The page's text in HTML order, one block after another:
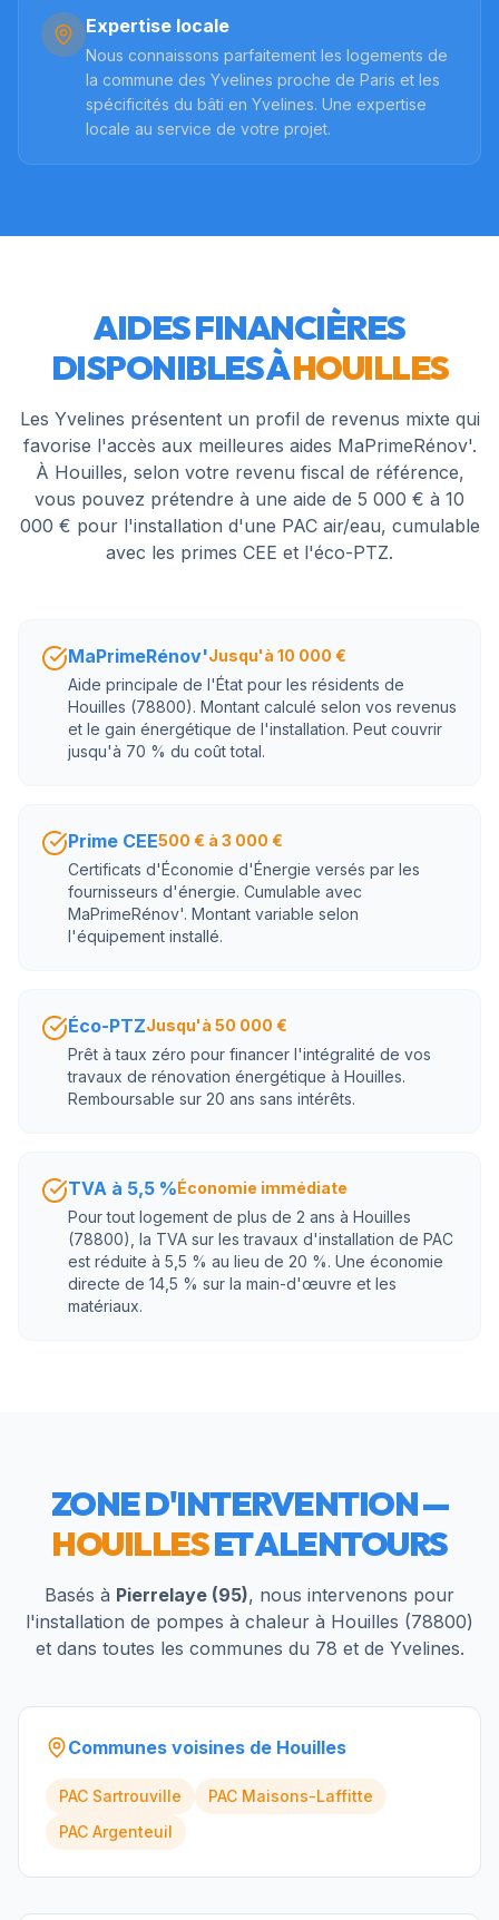
Expertise locale
Nous connaissons parfaitement les logements de
la commune des Yvelines proche de Paris et les
spécificités du bâti en Yvelines. Une expertise
locale au service de votre projet.
AIDES FINANCIÈRES
DISPONIBLES ÀHOUILLES
Les Yvelines présentent un profil de revenus mixte qui
favorise l'accès aux meilleures aides MaPrimeRénov'.
À Houilles, selon votre revenu fiscal de référence,
vous pouvez prétendre à une aide de 5 000 € à 10
000 € pour l'installation d'une PAC air/eau, cumulable
avec les primes CEE et l'éco-PTZ.
MaPrimeRénov'Jusqu'à 10 000 €
Aide principale de l'État pour les résidents de
Houilles (78800). Montant calculé selon vos revenus
et le gain énergétique de l'installation. Peut couvrir
jusqu'à 70 % du coût total.
Prime CEE500 € à 3 000 €
Certificats d'Économie d'Énergie versés par les
fournisseurs d'énergie. Cumulable avec
MaPrimeRénov'. Montant variable selon
l'équipement installé.
Éco-PTZJusqu'à 50 000 €
Prêt à taux zéro pour financer l'intégralité de vos
travaux de rénovation énergétique à Houilles.
Remboursable sur 20 ans sans intérêts.
TVA à 5,5 %Économie immédiate
Pour tout logement de plus de 2 ans à Houilles
(78800), la TVA sur les travaux d'installation de PAC
est réduite à 5,5 % au lieu de 20 %. Une économie
directe de 14,5 % sur la main-d'œuvre et les
matériaux.
ZONE D'INTERVENTION —
HOUILLESET ALENTOURS
Basés à Pierrelaye (95), nous intervenons pour
l'installation de pompes à chaleur à Houilles (78800)
et dans toutes les communes du 78 et de Yvelines.
Communes voisines de Houilles
PAC Sartrouville PAC Maisons-Laffitte
PAC Argenteuil